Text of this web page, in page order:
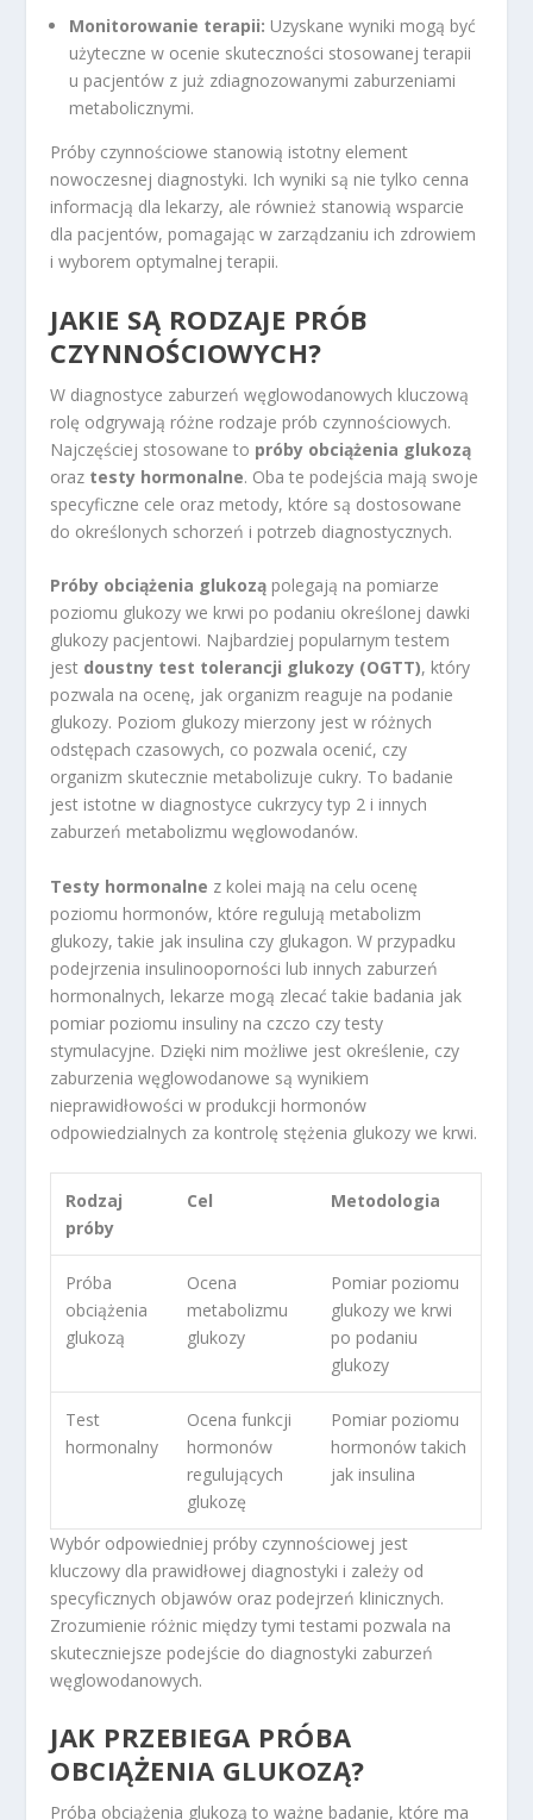
Monitorowanie terapii: Uzyskane wyniki mogą być
użyteczne w ocenie skuteczności stosowanej terapii
u pacjentów z już zdiagnozowanymi zaburzeniami
metabolicznymi.
Próby czynnościowe stanowią istotny element
nowoczesnej diagnostyki. Ich wyniki są nie tylko cenna
informacją dla lekarzy, ale również stanowią wsparcie
dla pacjentów, pomagając w zarządzaniu ich zdrowiem
i wyborem optymalnej terapii.
JAKIE SĄ RODZAJE PRÓB
CZYNNOŚCIOWYCH?
W diagnostyce zaburzeń węglowodanowych kluczową
rolę odgrywają różne rodzaje prób czynnościowych.
Najczęściej stosowane to próby obciążenia glukozą
oraz testy hormonalne. Oba te podejścia mają swoje
specyficzne cele oraz metody, które są dostosowane
do określonych schorzeń i potrzeb diagnostycznych.
Próby obciążenia glukozą polegają na pomiarze
poziomu glukozy we krwi po podaniu określonej dawki
glukozy pacjentowi. Najbardziej popularnym testem
jest doustny test tolerancji glukozy (OGTT), który
pozwala na ocenę, jak organizm reaguje na podanie
glukozy. Poziom glukozy mierzony jest w różnych
odstępach czasowych, co pozwala ocenić, czy
organizm skutecznie metabolizuje cukry. To badanie
jest istotne w diagnostyce cukrzycy typ 2 i innych
zaburzeń metabolizmu węglowodanów.
Testy hormonalne z kolei mają na celu ocenę
poziomu hormonów, które regulują metabolizm
glukozy, takie jak insulina czy glukagon. W przypadku
podejrzenia insulinooporności lub innych zaburzeń
hormonalnych, lekarze mogą zlecać takie badania jak
pomiar poziomu insuliny na czczo czy testy
stymulacyjne. Dzięki nim możliwe jest określenie, czy
zaburzenia węglowodanowe są wynikiem
nieprawidłowości w produkcji hormonów
odpowiedzialnych za kontrolę stężenia glukozy we krwi.
Rodzaj
próby
Cel Metodologia
Próba
obciążenia
glukozą
Ocena
metabolizmu
glukozy
Pomiar poziomu
glukozy we krwi
po podaniu
glukozy
Test
hormonalny
Ocena funkcji
hormonów
regulujących
glukozę
Pomiar poziomu
hormonów takich
jak insulina
Wybór odpowiedniej próby czynnościowej jest
kluczowy dla prawidłowej diagnostyki i zależy od
specyficznych objawów oraz podejrzeń klinicznych.
Zrozumienie różnic między tymi testami pozwala na
skuteczniejsze podejście do diagnostyki zaburzeń
węglowodanowych.
JAK PRZEBIEGA PRÓBA
OBCIĄŻENIA GLUKOZĄ?
Próba obciążenia glukozą to ważne badanie, które ma